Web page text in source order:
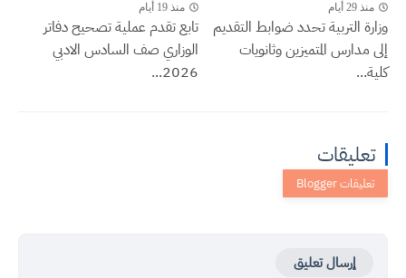
منذ 29 أيام
وزارة التربية تحدد ضوابط التقديم
إلى مدارس المتميزين وثانويات
كلية...
منذ 19 أيام
تابع تقدم عملية تصحيح دفاتر
الوزاري صف السادس الادبي
2026...
تعليقات
إرسال تعليق